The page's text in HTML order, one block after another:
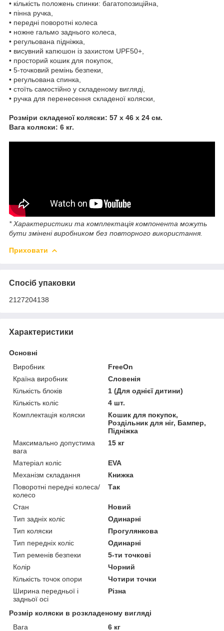
• кількість положень спинки: багатопозиційна,
• пінна ручка,
• передні поворотні колеса
• ножне гальмо заднього колеса,
• регульована підніжка,
• висувний капюшон із захистом UPF50+,
• просторий кошик для покупок,
• 5-точковий ремінь безпеки,
• регульована спинка,
• стоїть самостійно у складеному вигляді,
• ручка для перенесення складеної коляски,
Розміри складеної коляски: 57 x 46 x 24 см.
Вага коляски: 6 кг.
* Характеристики та комплектація компонента можуть
бути змінені виробником без повторного використання.
Приховати
Спосіб упаковки
2127204138
Характеристики
Основні
Виробник
FreeOn
Країна виробник
Словенія
Кількість блоків
1 (Для однієї дитини)
Кількість коліс
4 шт.
Комплектація коляски
Кошик для покупок,
Роздільник для ніг, Бампер,
Підніжка
Максимально допустима
вага
15 кг
Матеріал коліс
EVA
Механізм складання
Книжка
Поворотні передні колеса/
колесо
Так
Стан
Новий
Тип задніх коліс
Одинарні
Тип коляски
Прогулянкова
Тип передніх коліс
Одинарні
Тип ременів безпеки
5-ти точкові
Колір
Чорний
Кількість точок опори
Чотири точки
Ширина передньої і
задньої осі
Різна
Розмір коляски в розкладеному вигляді
Вага
6 кг